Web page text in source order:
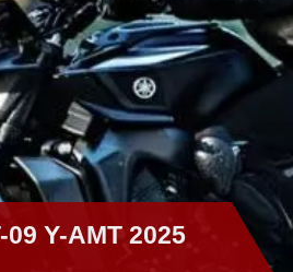
09 Y-AMT 2025
09 Y-AMT 2025